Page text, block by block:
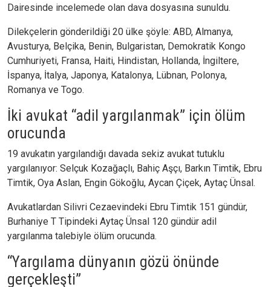
Dairesinde incelemede olan dava dosyasına sunuldu.
Dilekçelerin gönderildiği 20 ülke şöyle: ABD, Almanya,
Avusturya, Belçika, Benin, Bulgaristan, Demokratik Kongo
Cumhuriyeti, Fransa, Haiti, Hindistan, Hollanda, İngiltere,
İspanya, İtalya, Japonya, Katalonya, Lübnan, Polonya,
Romanya ve Togo.
İki avukat “adil yargılanmak” için ölüm
orucunda
19 avukatın yargılandığı davada sekiz avukat tutuklu
yargılanıyor: Selçuk Kozağaçlı, Bahiç Aşçı, Barkın Timtik, Ebru
Timtik, Oya Aslan, Engin Gökoğlu, Aycan Çiçek, Aytaç Ünsal.
Avukatlardan Silivri Cezaevindeki Ebru Timtik 151 gündür,
Burhaniye T Tipindeki Aytaç Ünsal 120 gündür adil
yargılanma talebiyle ölüm orucunda.
“Yargılama dünyanın gözü önünde
gerçekleşti”